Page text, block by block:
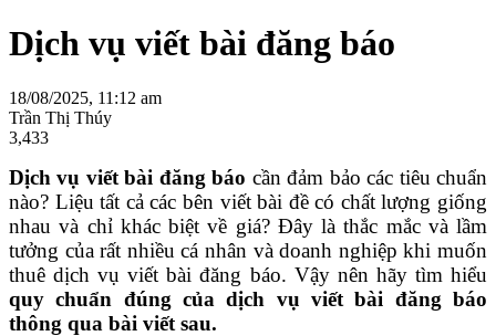
Dịch vụ viết bài đăng báo
18/08/2025, 11:12 am
Trần Thị Thúy
3,433
Dịch vụ viết bài đăng báo cần đảm bảo các tiêu chuẩn
nào? Liệu tất cả các bên viết bài đề có chất lượng giống
nhau và chỉ khác biệt về giá? Đây là thắc mắc và lầm
tưởng của rất nhiều cá nhân và doanh nghiệp khi muốn
thuê dịch vụ viết bài đăng báo. Vậy nên hãy tìm hiểu
quy chuẩn đúng của dịch vụ viết bài đăng báo
thông qua bài viết sau.